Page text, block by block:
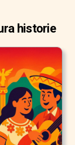
historie